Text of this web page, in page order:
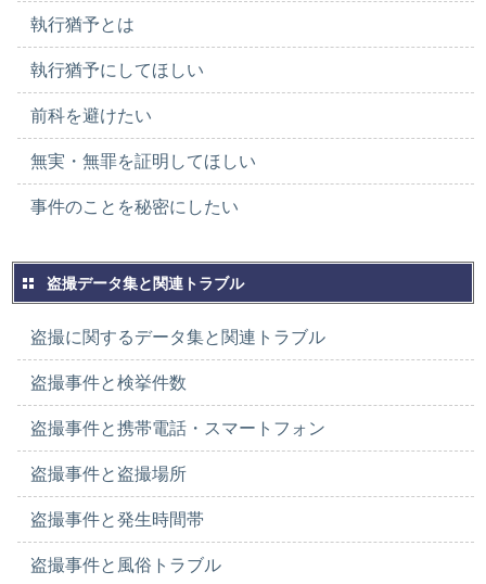
執行猶予とは
執行猶予にしてほしい
前科を避けたい
無実・無罪を証明してほしい
事件のことを秘密にしたい
盗撮データ集と関連トラブル
盗撮に関するデータ集と関連トラブル
盗撮事件と検挙件数
盗撮事件と携帯電話・スマートフォン
盗撮事件と盗撮場所
盗撮事件と発生時間帯
盗撮事件と風俗トラブル